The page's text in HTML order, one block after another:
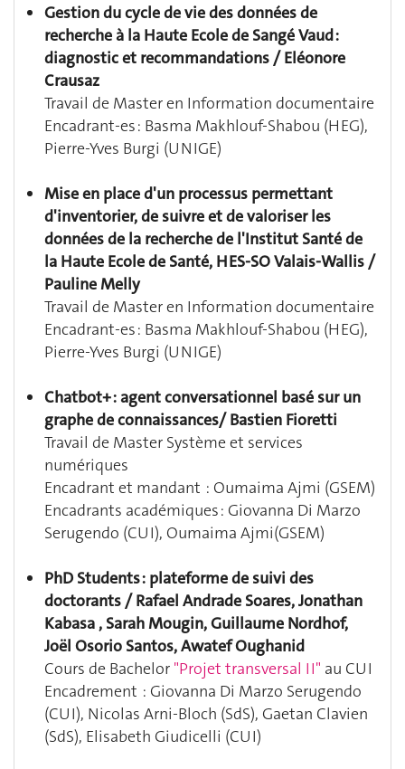
Gestion du cycle de vie des données de
recherche à la Haute Ecole de Sangé Vaud :
diagnostic et recommandations / Eléonore
Crausaz
Travail de Master en Information documentaire
Encadrant-es : Basma Makhlouf-Shabou (HEG),
Pierre-Yves Burgi (UNIGE)
Mise en place d'un processus permettant
d'inventorier, de suivre et de valoriser les
données de la recherche de l'Institut Santé de
la Haute Ecole de Santé, HES-SO Valais-Wallis /
Pauline Melly
Travail de Master en Information documentaire
Encadrant-es : Basma Makhlouf-Shabou (HEG),
Pierre-Yves Burgi (UNIGE)
Chatbot+ : agent conversationnel basé sur un
graphe de connaissances/ Bastien Fioretti
Travail de Master Système et services
numériques
Encadrant et mandant : Oumaima Ajmi (GSEM)
Encadrants académiques : Giovanna Di Marzo
Serugendo (CUI), Oumaima Ajmi(GSEM)
PhD Students : plateforme de suivi des
doctorants / Rafael Andrade Soares, Jonathan
Kabasa , Sarah Mougin, Guillaume Nordhof,
Joël Osorio Santos, Awatef Oughanid
Cours de Bachelor "Projet transversal II" au CUI
Encadrement : Giovanna Di Marzo Serugendo
(CUI), Nicolas Arni-Bloch (SdS), Gaetan Clavien
(SdS), Elisabeth Giudicelli (CUI)